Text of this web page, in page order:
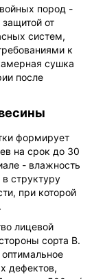
пород -
от
систем,
к
сушка
после
формирует
на срок до 30
- влажность
в структуру
при которой
лицевой
сорта В.
дефектов,